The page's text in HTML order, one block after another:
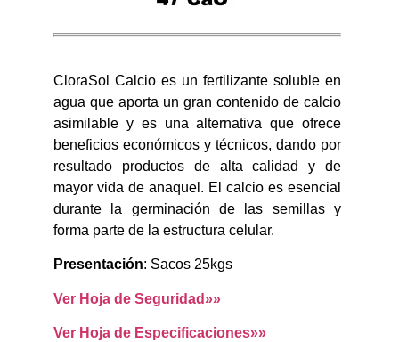
CloraSol Calcio es un fertilizante soluble en
agua que aporta un gran contenido de calcio
asimilable y es una alternativa que ofrece
beneficios económicos y técnicos, dando por
resultado productos de alta calidad y de
mayor vida de anaquel. El calcio es esencial
durante la germinación de las semillas y
forma parte de la estructura celular.
Presentación: Sacos 25kgs
Ver Hoja de Seguridad»»
Ver Hoja de Especificaciones»»